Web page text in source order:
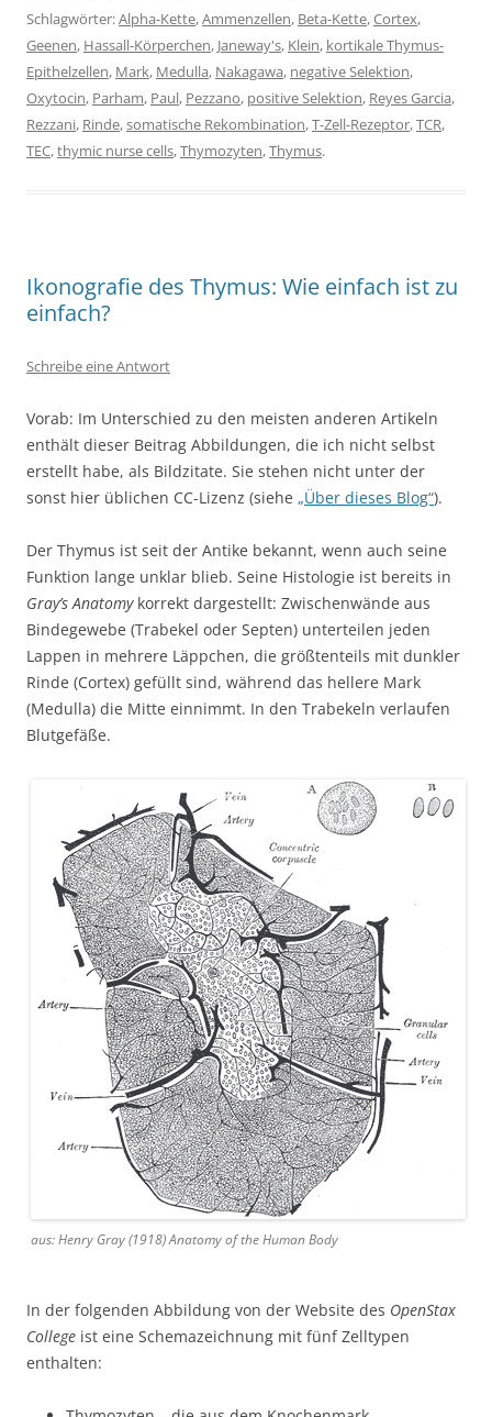
Schlagwörter:Alpha-Kette,Ammenzellen, Beta-Kette,Cortex,
Geenen, Hassall-Körperchen, Janeway's, Klein, kortikale Thymus-
Epithelzellen, Mark, Medulla, Nakagawa, negative Selektion,
Oxytocin, Parham, Paul, Pezzano, positive Selektion, Reyes Garcia,
Rezzani, Rinde,somatische Rekombination,T-Zell-Rezeptor,TCR,
TEC,thymic nurse cells,Thymozyten,Thymus.
Ikonografie des Thymus: Wie einfach ist zu
einfach?
Schreibe eine Antwort
Vorab: Im Unterschied zu den meisten anderen Artikeln
enthält dieser Beitrag Abbildungen, die ich nicht selbst
erstellt habe, als Bildzitate. Sie stehen nicht unter der
sonst hier üblichen CC-Lizenz (siehe „Über dieses Blog“).
Der Thymus ist seit der Antike bekannt, wenn auch seine
Funktion lange unklar blieb. Seine Histologie ist bereits in
Gray’s Anatomykorrekt dargestellt: Zwischenwände aus
Bindegewebe (Trabekel oder Septen) unterteilen jeden
Lappen in mehrere Läppchen, die größtenteils mit dunkler
Rinde (Cortex) gefüllt sind, während das hellere Mark
(Medulla) die Mitte einnimmt. In den Trabekeln verlaufen
Blutgefäße.
aus: Henry Gray (1918) Anatomy of the Human Body
In der folgenden Abbildung von der Website des OpenStax
College ist eine Schemazeichnung mit fünf Zelltypen
enthalten: